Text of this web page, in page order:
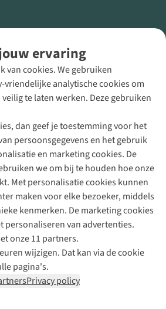
ervaring
van cookies. We gebruiken
vriendelijke analytische cookies om
te laten werken. Deze gebruiken
dan geef je toestemming voor het
persoonsgegevens en het gebruik
en marketing cookies. De
we om bij te houden hoe onze
Met personalisatie cookies kunnen
maken voor elke bezoeker, middels
kenmerken. De marketing cookies
personaliseren van advertenties.
onze 11 partners.
wijzigen. Dat kan via de cookie
pagina's.
Privacy policy
Buitenexpert